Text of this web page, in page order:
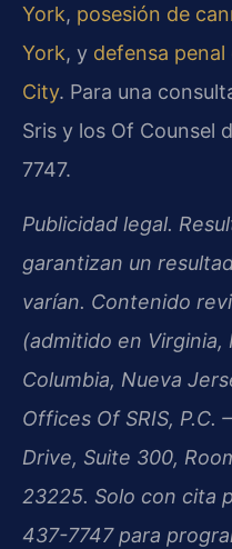
York, posesión de
York, y defensa
City. Para una
Sris y los Of Counsel
7747.
Publicidad legal.
garantizan un
varían. Contenido
(admitido en
Columbia, Nueva
Offices Of SRIS,
Drive, Suite 300,
23225. Solo con cita
437-7747 para